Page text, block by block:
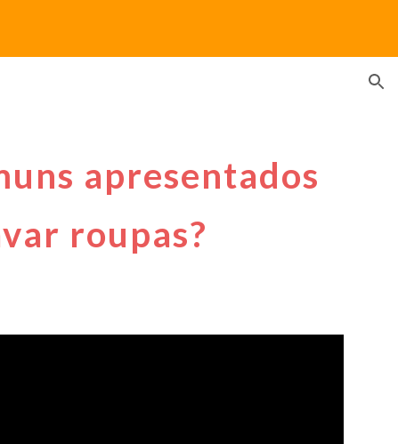
apresentados
roupas?